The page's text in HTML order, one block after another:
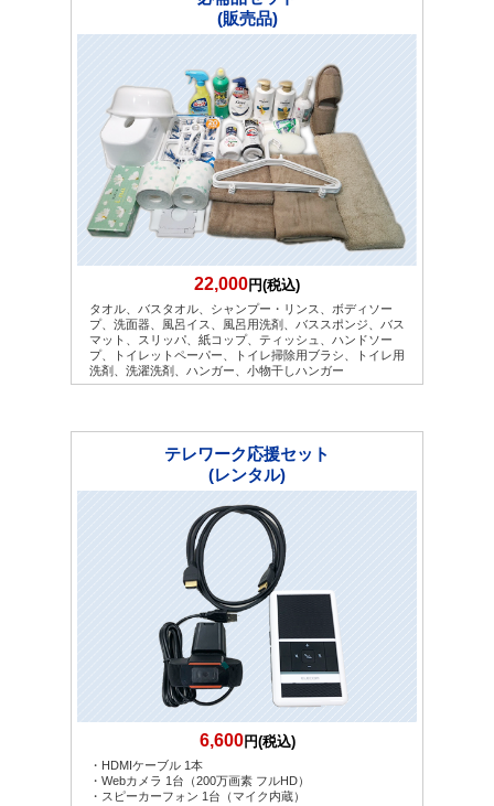
(販売品)
22,000円(税込)
タオル、バスタオル、シャンプー・リンス、ボディソー
プ、洗面器、風呂イス、風呂用洗剤、バススポンジ、バス
マット、スリッパ、紙コップ、ティッシュ、ハンドソー
プ、トイレットペーパー、トイレ掃除用ブラシ、トイレ用
洗剤、洗濯洗剤、ハンガー、小物干しハンガー
テレワーク応援セット
(レンタル)
6,600円(税込)
・HDMIケーブル 1本
・Webカメラ 1台（200万画素 フルHD）
・スピーカーフォン 1台（マイク内蔵）